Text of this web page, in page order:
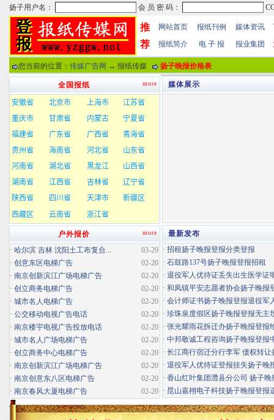
推
荐
网站首页 报纸刊例 媒体资讯
报纸简介 电 子 报 报业集团
您当前的位置： 传媒广告网 → 报纸传媒 扬子晚报价格表
媒体展示
最新发布
· 招租扬子晚报登报分类登报
· 石鼓路137号扬子晚报登报招租
· 退役军人优待证丢失出生医学证
· 和凤镇平安志愿者协会扬子晚报
· 会计师证书扬子晚报登报退役军
· 珍珠泉度假区扬子晚报登报无主
· 张光耀雨花拆迁办扬子晚报登报
· 中邦敬诚工程咨询扬子晚报登报
· 长江商行宿迁分行李军 债权转让
· 退役军人优待证登报挂失扬子晚
· 香山红叶集团澧县分公司 扬子晚
· 昆山嘉栩电子科技扬子晚报登报
more
全国报纸
more
户外报价
03-29
· 哈尔滨 吉林 沈阳土工布复合...
02-20
· 创意东区电梯广告
02-20
· 南京创新滨江广场电梯广告
02-20
· 创立商务电梯广告
02-20
· 城市名人电梯广告
02-20
· 公交移动电视广告电话
02-20
· 南京楼宇电视广告投放电话
02-20
· 城市名人广场电梯广告
02-20
· 创立商务中心电梯广告
02-20
· 南京创新滨江广场电梯广告
02-20
· 南京创意东八区电梯广告
02-20
· 南京春风大厦电梯广告